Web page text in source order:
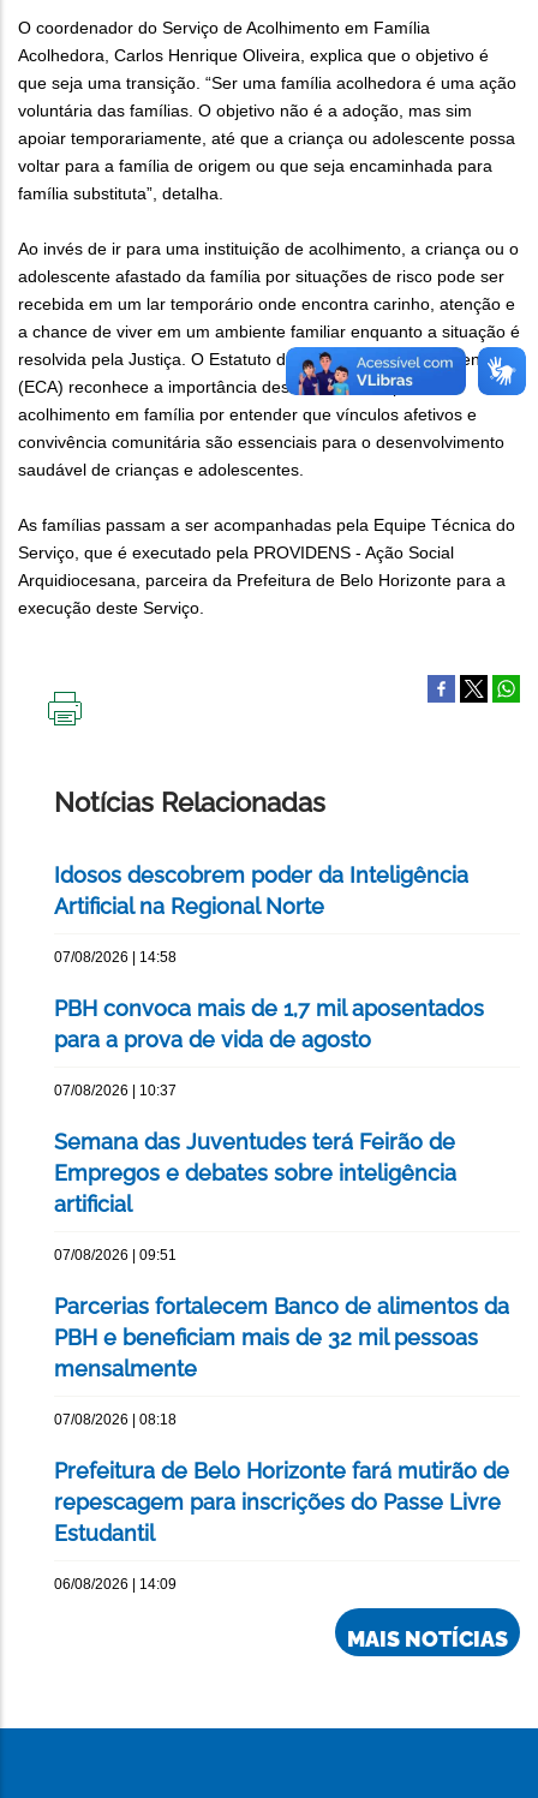
O coordenador do Serviço de Acolhimento em Família
Acolhedora, Carlos Henrique Oliveira, explica que o objetivo é
que seja uma transição. “Ser uma família acolhedora é uma ação
voluntária das famílias. O objetivo não é a adoção, mas sim
apoiar temporariamente, até que a criança ou adolescente possa
voltar para a família de origem ou que seja encaminhada para
família substituta”, detalha.
Ao invés de ir para uma instituição de acolhimento, a criança ou o
adolescente afastado da família por situações de risco pode ser
recebida em um lar temporário onde encontra carinho, atenção e
a chance de viver em um ambiente familiar enquanto a situação é
resolvida pela Justiça. O Estatuto da Criança e do Adolescente
(ECA) reconhece a importância dessa vivência e prioriza o
acolhimento em família por entender que vínculos afetivos e
convivência comunitária são essenciais para o desenvolvimento
saudável de crianças e adolescentes.
As famílias passam a ser acompanhadas pela Equipe Técnica do
Serviço, que é executado pela PROVIDENS - Ação Social
Arquidiocesana, parceira da Prefeitura de Belo Horizonte para a
execução deste Serviço.
Notícias Relacionadas
Idosos descobrem poder da Inteligência
Artificial na Regional Norte
07/08/2026 | 14:58
PBH convoca mais de 1,7 mil aposentados
para a prova de vida de agosto
07/08/2026 | 10:37
Semana das Juventudes terá Feirão de
Empregos e debates sobre inteligência
artificial
07/08/2026 | 09:51
Parcerias fortalecem Banco de alimentos da
PBH e beneficiam mais de 32 mil pessoas
mensalmente
07/08/2026 | 08:18
Prefeitura de Belo Horizonte fará mutirão de
repescagem para inscrições do Passe Livre
Estudantil
06/08/2026 | 14:09
MAIS NOTÍCIAS